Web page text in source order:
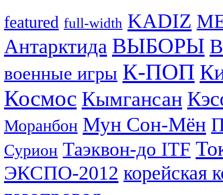
featured full-width KADIZ
Антарктида ВЫБОРЫ
военные игры К-ПОП
Космос Кымгансан
Моранбон Мун Сон-Мён
Сурион Таэквон-до ITF
ЭКСПО-2012 корейская